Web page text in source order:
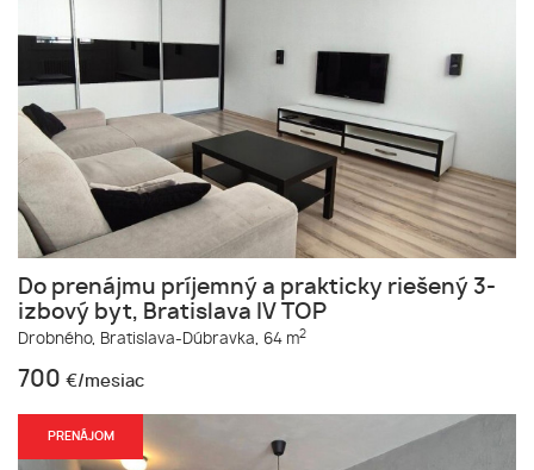
Do prenájmu príjemný a prakticky riešený 3-
izbový byt, Bratislava IV TOP
Drobného, Bratislava-Dúbravka, 64 m2
700 €/mesiac
PRENÁJOM